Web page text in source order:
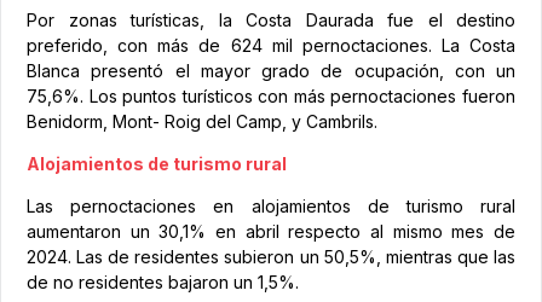
Por zonas turísticas, la Costa Daurada fue el destino
preferido, con más de 624 mil pernoctaciones. La Costa
Blanca presentó el mayor grado de ocupación, con un
75,6%. Los puntos turísticos con más pernoctaciones fueron
Benidorm, Mont- Roig del Camp, y Cambrils.
Alojamientos de turismo rural
Las pernoctaciones en alojamientos de turismo rural
aumentaron un 30,1% en abril respecto al mismo mes de
2024. Las de residentes subieron un 50,5%, mientras que las
de no residentes bajaron un 1,5%.